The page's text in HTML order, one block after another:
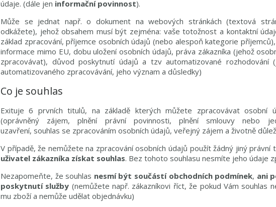
údaje. (dále jen informační povinnost).
Může se jednat např. o dokument na webových stránkách (textová
odkážete), jehož obsahem musí být zejména: vaše totožnost a kontaktní
základ zpracování, příjemce osobních údajů (nebo alespoň kategorie
informace mimo EU, dobu uložení osobních údajů, práva zákazníka (jehož
zpracovávat), důvod poskytnutí údajů a tzv automatizované rozhodování
automatizovaného zpracovávání, jeho význam a důsledky)
Co je souhlas
Exituje 6 prvních titulů, na základě kterých můžete zpracovávat osobní
(oprávněný zájem, plnění právní povinnosti, plnění smlouvy nebo
uzavření, souhlas se zpracováním osobních údajů, veřejný zájem a životně
V případě, že nemůžete na zpracování osobních údajů použít žádný jiný právní
uživatel zákazníka získat souhlas. Bez tohoto souhlasu nesmíte jeho údaje
Nezapomeňte, že souhlas nesmí být součástí obchodních podmínek, ani
poskytnutí služby (nemůžete např. zákazníkovi říct, že pokud Vám souhlas
mu zboží a nemůže udělat objednávku)